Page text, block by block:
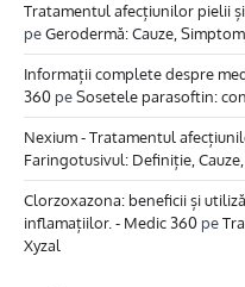
Tratamentul afecțiunilor pielii
peGerodermă: Cauze,
Informații complete despre
360 peSosetele parasoftin:
Nexium - Tratamentul
Faringotusivul: Definiție,
Clorzoxazona: beneficii și
inflamațiilor. - Medic 360 pe
Xyzal